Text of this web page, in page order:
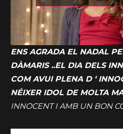
ENS AGRADA EL NADAL
DÀMARIS ..EL DIA DELS
COM AVUI PLENA D ‘
NÉIXER IDOL DE MOLTA
INNOCENT I AMB UN BON